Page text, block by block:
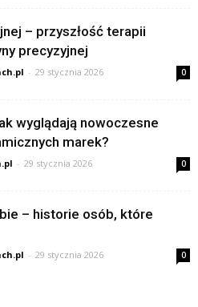
– przyszłość terapii
precyzyjnej
- 29 stycznia 2026 0
wyglądają nowoczesne
marek?
- 29 stycznia 2026 0
– historie osób, które
- 29 stycznia 2026 0